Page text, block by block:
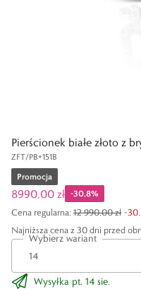
Pierścionek białe złoto z
ZFT/PB+151B
Promocja
8990,00 zł -30,8%
Najniższa cena z 30 dni przed
Cena regularna: 12 990,00 zł -
Wybierz wariant
Wysyłka pt. 14 sie.